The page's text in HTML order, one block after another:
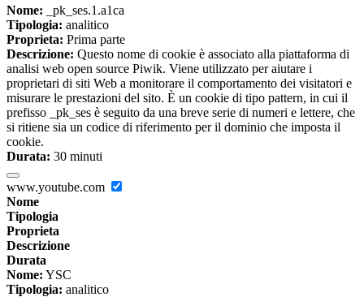
Nome: _pk_ses.1.a1ca
Tipologia: analitico
Proprieta: Prima parte
Descrizione: Questo nome di cookie è associato alla piattaforma di
analisi web open source Piwik. Viene utilizzato per aiutare i
proprietari di siti Web a monitorare il comportamento dei visitatori e
misurare le prestazioni del sito. È un cookie di tipo pattern, in cui il
prefisso _pk_ses è seguito da una breve serie di numeri e lettere, che
si ritiene sia un codice di riferimento per il dominio che imposta il
cookie.
Durata: 30 minuti
www.youtube.com
Nome
Tipologia
Proprieta
Descrizione
Durata
Nome: YSC
Tipologia: analitico